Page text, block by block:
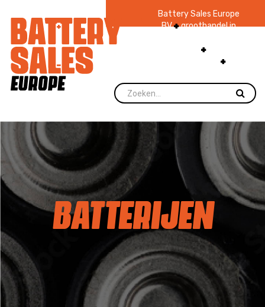
Battery Sales Europe
BV groothandel in
zaklampen Ruim 48
jaar ervaring
voorraad.
BATTERIJEN